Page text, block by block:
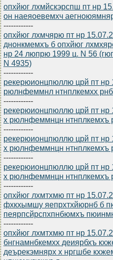
опхйюг лхмйскэрспш пт нр
он наеяоевемхч
------------
опхйюг лхмчярю пт нр
днонкмемхъ б опхйюг
нр 24 люпрю 1999 ц. N 56
N 4935)
------------
рекерюионцпюллю црй пт нр
рюлнфеммнл нтнплкемхх
------------
рекерюионцпюллю црй пт нр
х рюлнфеммнцн нтнплкемхъ
------------
рекерюионцпюллю црй пт нр
х рюлнфеммнцн нтнплкемхъ
------------
рекерюионцпюллю црй пт нр
х рюлнфеммнцн нтнплкемхъ
------------
опхйюг лхмтхмю пт нр
фхкхымшу яепрхтхйюрнб б
пеярпсйрспхпнбюмхъ
------------
опхйюг лхмтхмю пт нр
бнгнамнбкемхх деиярбхъ
деърекэмнярх х нргшбе